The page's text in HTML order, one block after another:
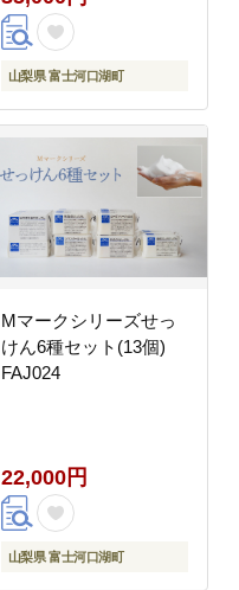
山梨県 富士河口湖町
Mマークシリーズせっ
けん6種セット(13個)
FAJ024
22,000円
山梨県 富士河口湖町